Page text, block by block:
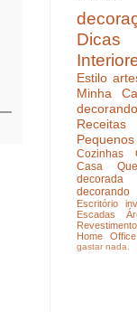
Dicas
Estilo
Minha
Receitas
Cozinhas
Casa
decorada
Escritório
Escadas
Revestimento
Home Office
gastar nada.